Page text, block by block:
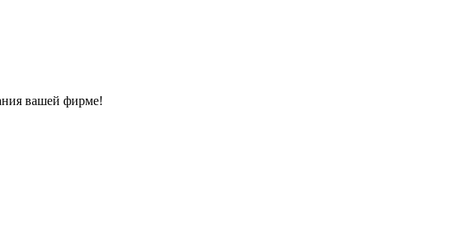
вашей фирме!